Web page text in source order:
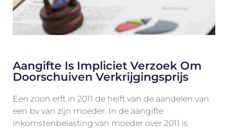
Aangifte Is Impliciet Verzoek Om
Doorschuiven Verkrijgingsprijs
Een zoon erft in 2011 de helft van de aandelen van
een bv van zijn moeder. In de aangifte
inkomstenbelasting van moeder over 2011 is